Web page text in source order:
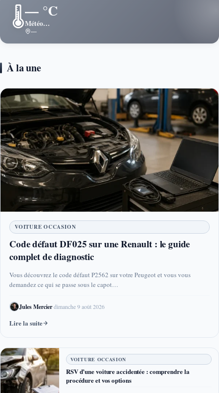
🌡️— °C
Météo…
—
À la une
VOITURE OCCASION
Code défaut DF025 sur une Renault : le guide
complet de diagnostic
Vous découvrez le code défaut P2562 sur votre Peugeot et vous vous
demandez ce qui se passe sous le capot…
Jules Mercier·dimanche 9 août 2026
Lire la suite
VOITURE OCCASION
RSV d’une voiture accidentée : comprendre la
procédure et vos options